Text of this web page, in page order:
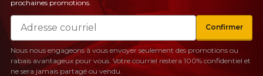
prochaines promotions.
Courriel
Confirmer
Nous nous engageons à vous envoyer seulement des promotions ou
rabais avantageux pour vous. Votre courriel restera 100% confidentiel et
ne sera jamais partagé ou vendu.